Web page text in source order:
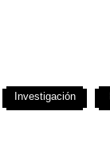
Investigación